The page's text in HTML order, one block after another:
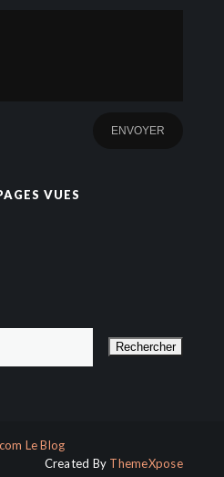
VUES
Le Blog
Created By ThemeXpose